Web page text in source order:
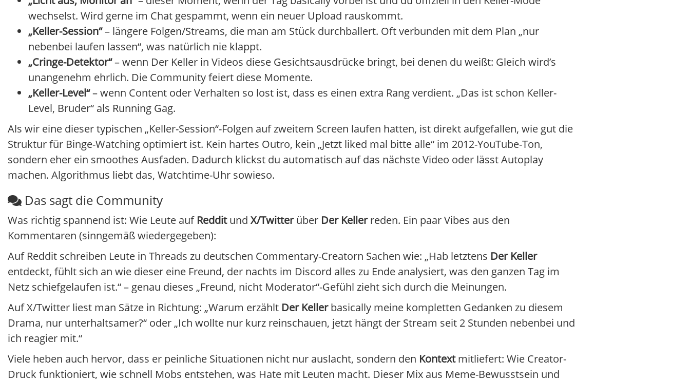
wechselst. Wird gerne im Chat gespammt, wenn ein neuer Upload rauskommt.
„Keller-Session“– längere Folgen/Streams, die man am Stück durchballert. Oft verbunden mit dem Plan „nur
nebenbei laufen lassen“, was natürlich nie klappt.
„Cringe-Detektor“– wenn Der Keller in Videos diese Gesichtsausdrücke bringt, bei denen du weißt: Gleich wird’s
unangenehm ehrlich. Die Community feiert diese Momente.
„Keller-Level“– wenn Content oder Verhalten so lost ist, dass es einen extra Rang verdient. „Das ist schon Keller-
Level, Bruder“ als Running Gag.
Als wir eine dieser typischen „Keller-Session“-Folgen auf zweitem Screen laufen hatten, ist direkt aufgefallen, wie gut die
Struktur für Binge-Watching optimiert ist. Kein hartes Outro, kein „Jetzt liked mal bitte alle“ im 2012-YouTube-Ton,
sondern eher ein smoothes Ausfaden. Dadurch klickst du automatisch auf das nächste Video oder lässt Autoplay
machen. Algorithmus liebt das, Watchtime-Uhr sowieso.
Das sagt die Community
Was richtig spannend ist: Wie Leute auf Redditund X/Twitterüber Der Kellerreden. Ein paar Vibes aus den
Kommentaren (sinngemäß wiedergegeben):
Auf Reddit schreiben Leute in Threads zu deutschen Commentary-Creatorn Sachen wie: „Hab letztens Der Keller
entdeckt, fühlt sich an wie dieser eine Freund, der nachts im Discord alles zu Ende analysiert, was den ganzen Tag im
Netz schiefgelaufen ist.“ – genau dieses „Freund, nicht Moderator“-Gefühl zieht sich durch die Meinungen.
Auf X/Twitter liest man Sätze in Richtung: „Warum erzählt Der Kellerbasically meine kompletten Gedanken zu diesem
Drama, nur unterhaltsamer?“ oder „Ich wollte nur kurz reinschauen, jetzt hängt der Stream seit 2 Stunden nebenbei und
ich reagier mit.“
Viele heben auch hervor, dass er peinliche Situationen nicht nur auslacht, sondern den Kontextmitliefert: Wie Creator-
Druck funktioniert, wie schnell Mobs entstehen, was Hate mit Leuten macht. Dieser Mix aus Meme-Bewusstsein und